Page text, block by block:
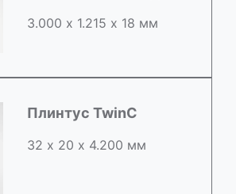
3.000 х 1.215 х 18 мм
Плинтус TwinC
32 х 20 х 4.200 мм